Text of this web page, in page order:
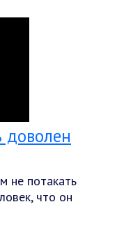
не потакать
что он